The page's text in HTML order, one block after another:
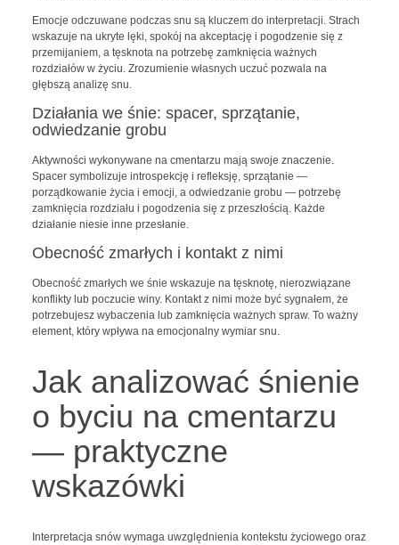
Emocje odczuwane podczas snu są kluczem do interpretacji. Strach
wskazuje na ukryte lęki, spokój na akceptację i pogodzenie się z
przemijaniem, a tęsknota na potrzebę zamknięcia ważnych
rozdziałów w życiu. Zrozumienie własnych uczuć pozwala na
głębszą analizę snu.
Działania we śnie: spacer, sprzątanie,
odwiedzanie grobu
Aktywności wykonywane na cmentarzu mają swoje znaczenie.
Spacer symbolizuje introspekcję i refleksję, sprzątanie —
porządkowanie życia i emocji, a odwiedzanie grobu — potrzebę
zamknięcia rozdziału i pogodzenia się z przeszłością. Każde
działanie niesie inne przesłanie.
Obecność zmarłych i kontakt z nimi
Obecność zmarłych we śnie wskazuje na tęsknotę, nierozwiązane
konflikty lub poczucie winy. Kontakt z nimi może być sygnałem, że
potrzebujesz wybaczenia lub zamknięcia ważnych spraw. To ważny
element, który wpływa na emocjonalny wymiar snu.
Jak analizować śnienie
o byciu na cmentarzu
— praktyczne
wskazówki
Interpretacja snów wymaga uwzględnienia kontekstu życiowego oraz